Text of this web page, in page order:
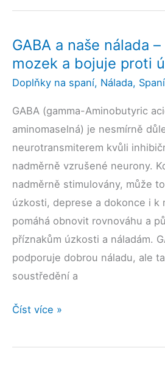
náš
a
nálada
GABA a naše nálada
mozek a bojuje proti
Doplňky na spaní, Nálada, Spaní
GABA (gamma-Aminobutyric
aminomaselná) je nesmírně
neurotransmiterem kvůli
nadměrně vzrušené neurony.
nadměrně stimulovány, může
úzkosti, deprese a dokonce i k
pomáhá obnovit rovnováhu a
příznakům úzkosti a náladám.
podporuje dobrou náladu, ale
soustředění a
GABA
naše
Číst více »